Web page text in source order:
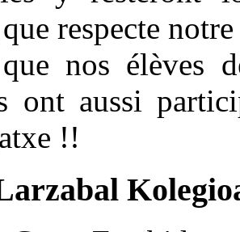
respecte
nos élèves
ont aussi
!!